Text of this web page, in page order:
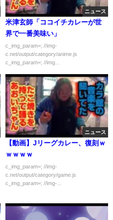
ニュース
米津玄師「ココイチカレーが世
界で一番美味い」
c_img_param=; //img-
c.net/output/category/anime.js
c_img_param=; //img...
ニュース
【動画】Jリーグカレー、復刻ｗ
ｗｗｗｗ
c_img_param=; //img-
c.net/output/category/game.js
c_img_param=; //img-...